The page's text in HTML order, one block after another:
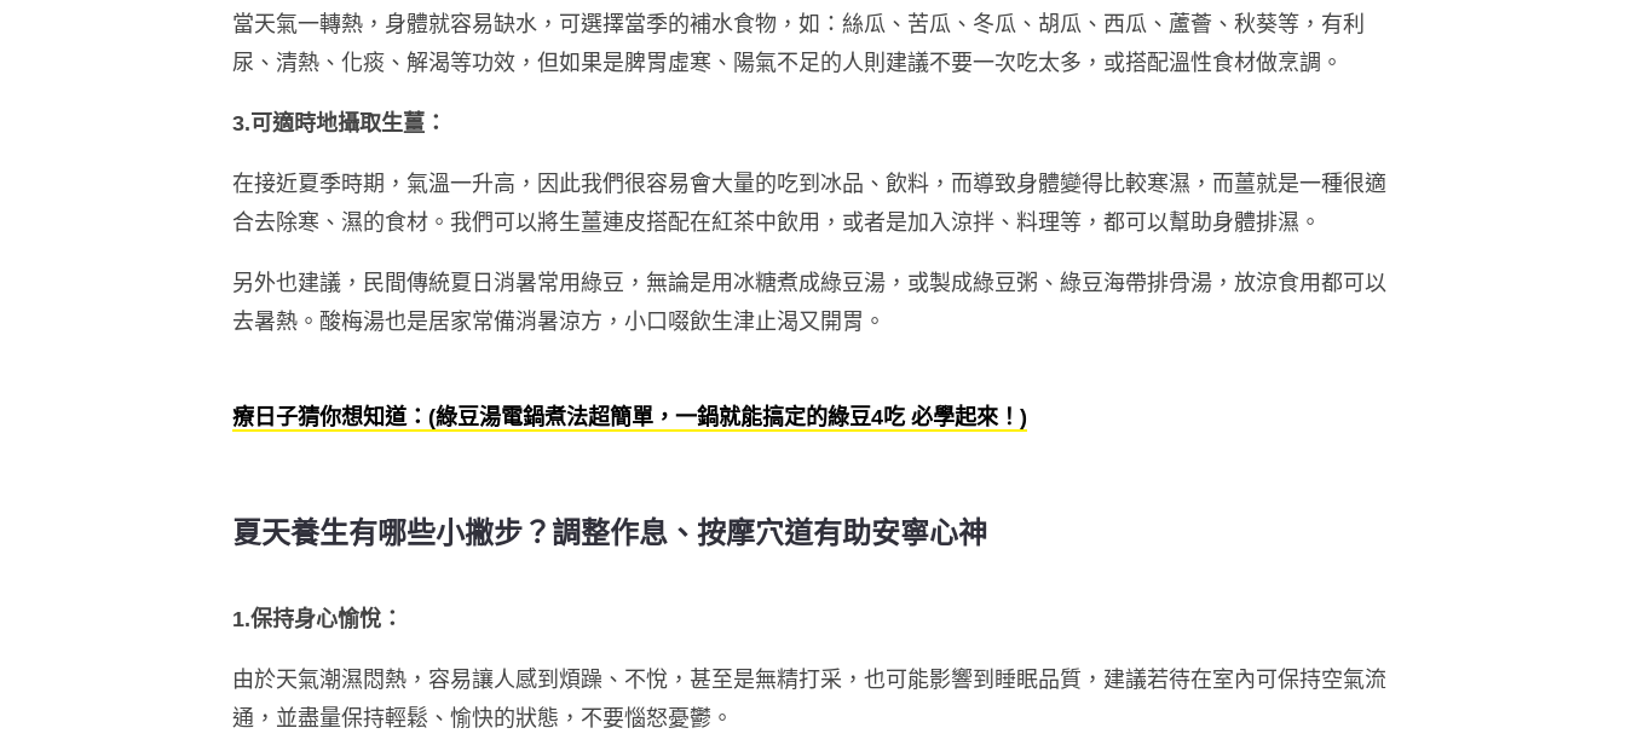
當天氣一轉熱，身體就容易缺水，可選擇當季的補水食物，如：絲瓜、苦瓜、冬瓜、胡瓜、西瓜、蘆薈、秋葵等，有利
尿、清熱、化痰、解渴等功效，但如果是脾胃虛寒、陽氣不足的人則建議不要一次吃太多，或搭配溫性食材做烹調。
3.可適時地攝取生薑：
在接近夏季時期，氣溫一升高，因此我們很容易會大量的吃到冰品、飲料，而導致身體變得比較寒濕，而薑就是一種很適
合去除寒、濕的食材。我們可以將生薑連皮搭配在紅茶中飲用，或者是加入涼拌、料理等，都可以幫助身體排濕。
另外也建議，民間傳統夏日消暑常用綠豆，無論是用冰糖煮成綠豆湯，或製成綠豆粥、綠豆海帶排骨湯，放涼食用都可以
去暑熱。酸梅湯也是居家常備消暑涼方，小口啜飲生津止渴又開胃。
療日子猜你想知道：(綠豆湯電鍋煮法超簡單，一鍋就能搞定的綠豆4吃 必學起來！)
夏天養生有哪些小撇步？調整作息、按摩穴道有助安寧心神
1.保持身心愉悅：
由於天氣潮濕悶熱，容易讓人感到煩躁、不悅，甚至是無精打采，也可能影響到睡眠品質，建議若待在室內可保持空氣流
通，並盡量保持輕鬆、愉快的狀態，不要惱怒憂鬱。